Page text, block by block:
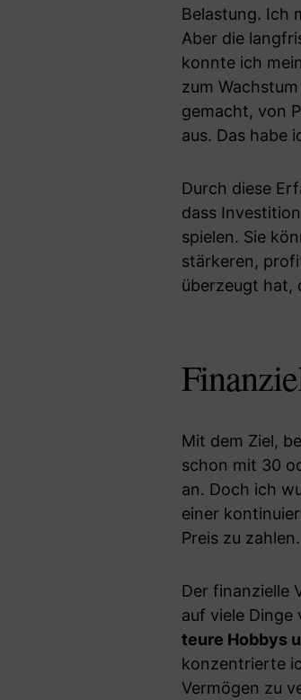
Belastung. Ich
Aber die
konnte ich
zum
gemacht, von
aus. Das habe
Durch diese
dass
spielen. Sie
stärkeren,
überzeugt hat,
Mit dem Ziel,
schon mit 30
an. Doch ich
einer
Preis zu zahlen.
Der finanzielle
auf viele Dinge
teure Hobbys
konzentrierte
Vermögen zu